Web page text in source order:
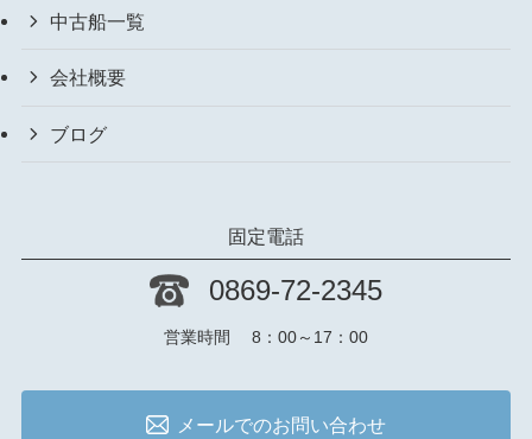
中古船一覧
会社概要
ブログ
固定電話
0869-72-2345
営業時間 8：00～17：00
メールでのお問い合わせ